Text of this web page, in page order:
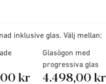
inklusive glas. Välj mellan:
kr
Glasögon med
progressiva glas
4.498,00 kr